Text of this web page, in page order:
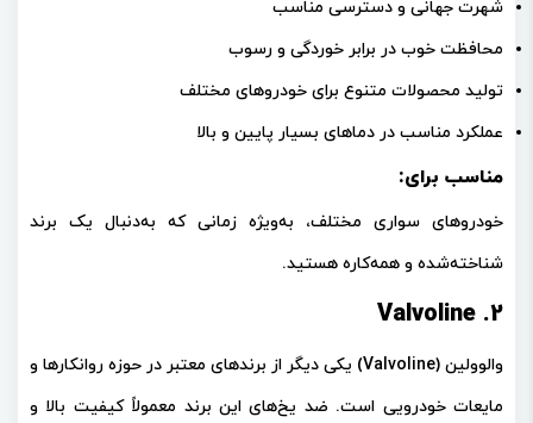
شهرت جهانی و دسترسی مناسب
محافظت خوب در برابر خوردگی و رسوب
تولید محصولات متنوع برای خودروهای مختلف
عملکرد مناسب در دماهای بسیار پایین و بالا
مناسب برای:
خودروهای سواری مختلف، به‌ویژه زمانی که به‌دنبال یک برند
شناخته‌شده و همه‌کاره هستید.
2. Valvoline
والوولین (Valvoline)
یکی دیگر از برندهای معتبر در حوزه روانکارها و
مایعات خودرویی است. ضد یخ‌های این برند معمولاً کیفیت بالا و